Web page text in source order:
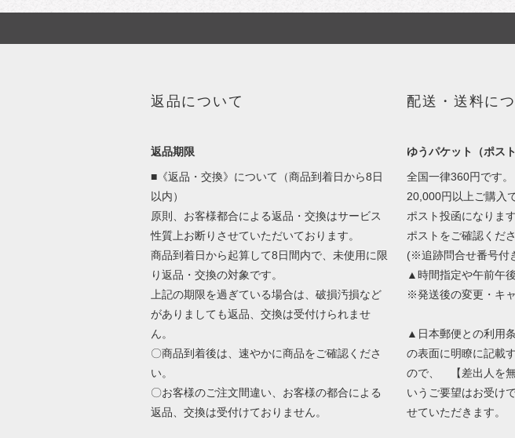
返品について
返品期限
■《返品・交換》について（商品到着日から8日
以内）
原則、お客様都合による返品・交換はサービス
性質上お断りさせていただいております。
商品到着日から起算して8日間内で、未使用に限
り返品・交換の対象です。
上記の期限を過ぎている場合は、破損汚損など
がありましても返品、交換は受付けられませ
ん。
〇商品到着後は、速やかに商品をご確認くださ
い。
〇お客様のご注文間違い、お客様の都合による
返品、交換は受付けておりません。
配送・送料に
ゆうパケット（ポス
全国一律360円です。
20,000円以上ご購入
ポスト投函になりま
ポストをご確認くだ
(※追跡問合せ番号付
▲時間指定や午前午
※発送後の変更・キ
▲日本郵便との利用
の表面に明瞭に記載
ので、 【差出人を
いうご要望はお受け
せていただきます。